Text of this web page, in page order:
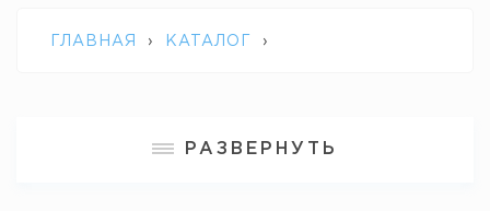
ГЛАВНАЯ › КАТАЛОГ ›
РАЗВЕРНУТЬ